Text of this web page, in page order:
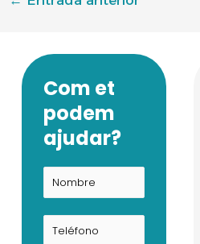
Com et
podem
ajudar?